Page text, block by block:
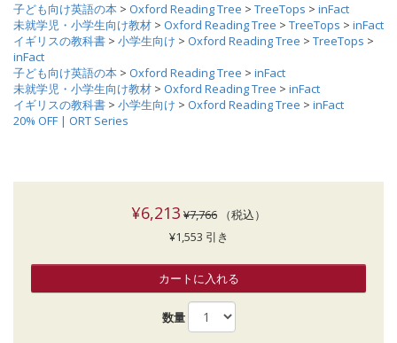
子ども向け英語の本 > Oxford Reading Tree > TreeTops > inFact
未就学児・小学生向け教材 > Oxford Reading Tree > TreeTops > inFact
イギリスの教科書 > 小学生向け > Oxford Reading Tree > TreeTops >
inFact
子ども向け英語の本 > Oxford Reading Tree > inFact
未就学児・小学生向け教材 > Oxford Reading Tree > inFact
イギリスの教科書 > 小学生向け > Oxford Reading Tree > inFact
20% OFF | ORT Series
¥6,213 ¥7,766 （税込）
¥1,553 引き
カートに入れる
数量